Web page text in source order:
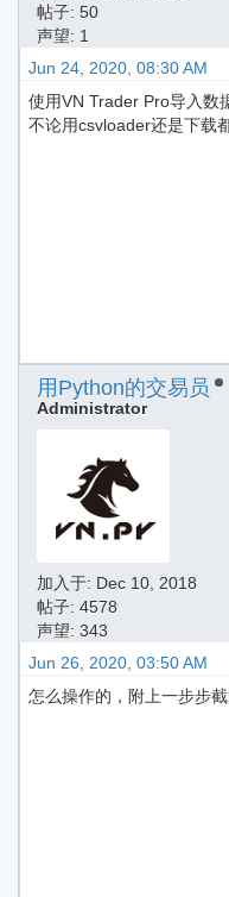
帖子: 50
声望: 1
Jun 24, 2020, 08:30 AM
使用VN Trader Pro导入数
不论用csvloader还是下载
用Python的交易员
Administrator
加入于: Dec 10, 2018
帖子: 4578
声望: 343
Jun 26, 2020, 03:50 AM
怎么操作的，附上一步步